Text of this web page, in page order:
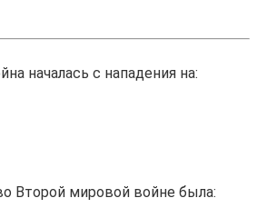
началась с нападения на:
Второй мировой войне была: